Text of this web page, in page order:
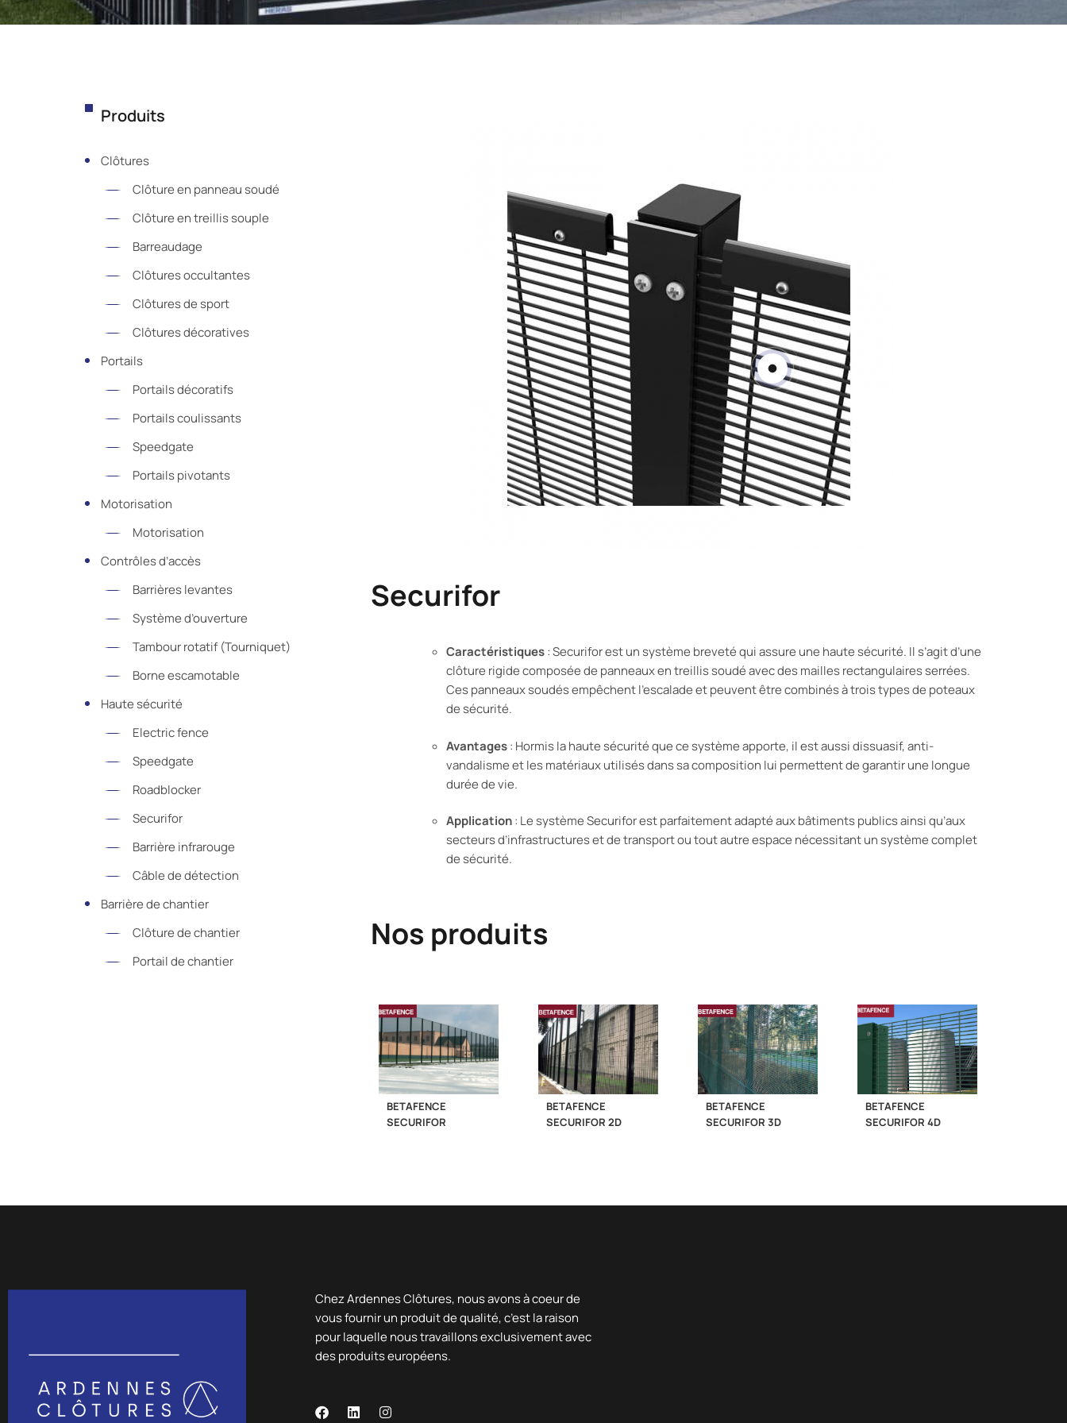
Produits
Clôtures
Clôture en panneau soudé
Clôture en treillis souple
Barreaudage
Clôtures occultantes
Clôtures de sport
Clôtures décoratives
Portails
Portails décoratifs
Portails coulissants
Speedgate
Portails pivotants
Motorisation
Motorisation
Contrôles d’accès
Barrières levantes
Système d’ouverture
Tambour rotatif (Tourniquet)
Borne escamotable
Haute sécurité
Electric fence
Speedgate
Roadblocker
Securifor
Barrière infrarouge
Câble de détection
Barrière de chantier
Clôture de chantier
Portail de chantier
Securifor
Caractéristiques: Securifor est un système breveté qui assure une haute sécurité. Il s’agit d’une
clôture rigide composée de panneaux en treillis soudé avec des mailles rectangulaires serrées.
Ces panneaux soudés empêchent l’escalade et peuvent être combinés à trois types de poteaux
de sécurité.
Avantages: Hormis la haute sécurité que ce système apporte, il est aussi dissuasif, anti-
vandalisme et les matériaux utilisés dans sa composition lui permettent de garantir une longue
durée de vie.
Application: Le système Securifor est parfaitement adapté aux bâtiments publics ainsi qu’aux
secteurs d’infrastructures et de transport ou tout autre espace nécessitant un système complet
de sécurité.
Nos produits
BETAFENCE
SECURIFOR
BETAFENCE
SECURIFOR 2D
BETAFENCE
SECURIFOR 3D
BETAFENCE
SECURIFOR 4D
Chez Ardennes Clôtures, nous avons à coeur de
vous fournir un produit de qualité, c’est la raison
pour laquelle nous travaillons exclusivement avec
des produits européens.